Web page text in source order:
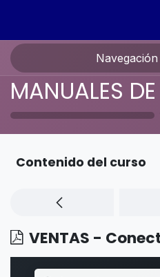
Navegación
Contenido del curso